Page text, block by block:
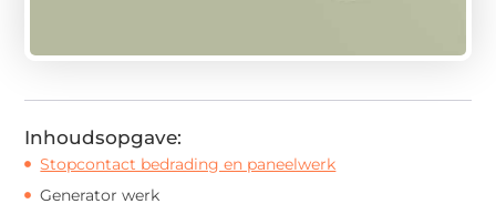
Inhoudsopgave:
Stopcontact bedrading en paneelwerk
Generator werk